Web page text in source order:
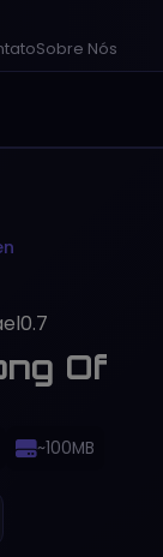
Sobre Nós
Of
~100MB